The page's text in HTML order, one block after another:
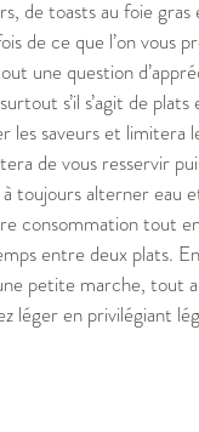
de toasts au foie
de ce que l’on vous
une question
s’il s’agit de plats
les saveurs et limitera
de vous resservir
toujours alterner eau
consommation tout
entre deux plats.
petite marche, tout
léger en privilégiant